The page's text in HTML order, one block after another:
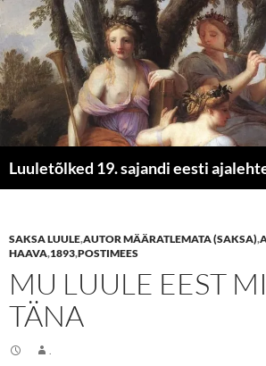
Luuletõlked 19. sajandi eesti
SAKSA LUULE,AUTOR MÄÄRATLEMATA (SAKSA),
HAAVA,1893,POSTIMEES
MU LUULE EEST
TÄNA